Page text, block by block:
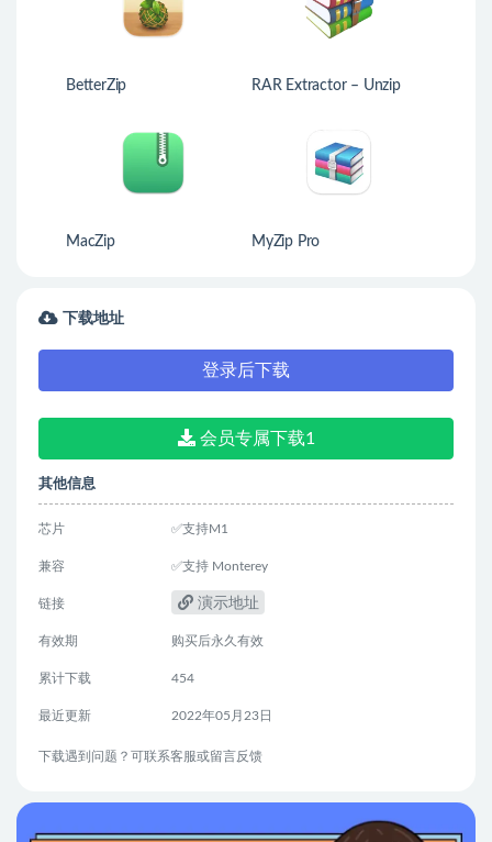
BetterZip RAR Extractor – Unzip
MacZip MyZip Pro
下载地址
登录后下载
会员专属下载1
其他信息
芯片 ✅支持M1
兼容 ✅支持 Monterey
链接 演示地址
有效期 购买后永久有效
累计下载 454
最近更新 2022年05月23日
下载遇到问题？可联系客服或留言反馈